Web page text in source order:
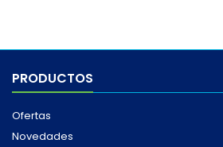
PRODUCTOS
Ofertas
Novedades